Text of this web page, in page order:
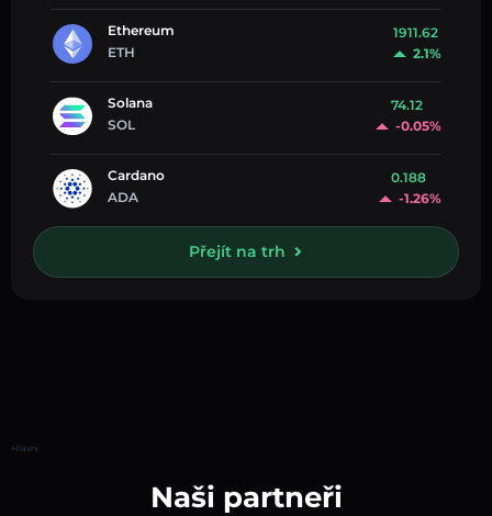
Ethereum
ETH
1911.62
2.1%
Solana
SOL
74.12
-0.05%
Cardano
ADA
0.188
-1.26%
Přejít na trh
Hlavní
Naši partneři